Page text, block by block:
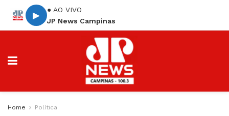
▶
● AO VIVO
JP News Campinas
Home Política